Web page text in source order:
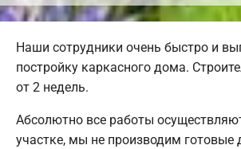
Наши сотрудники очень быстро и
постройку каркасного дома.
от 2 недель.
Абсолютно все работы
участке, мы не производим